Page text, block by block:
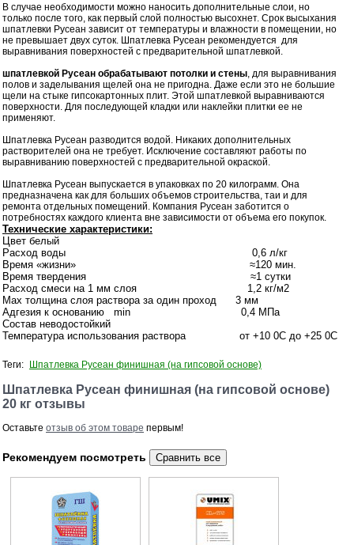
В случае необходимости можно наносить дополнительные слои, но
только после того, как первый слой полностью высохнет. Срок высыхания
шпатлевки Русеан зависит от температуры и влажности в помещении, но
не превышает двух суток. Шпатлевка Русеан рекомендуется для
выравнивания поверхностей с предварительной шпатлевкой.
шпатлевкой Русеан обрабатывают потолки и стены, для выравнивания
полов и заделывания щелей она не пригодна. Даже если это не большие
щели на стыке гипсокартонных плит. Этой шпатлевкой выравниваются
поверхности. Для последующей кладки или наклейки плитки ее не
применяют.
Шпатлевка Русеан разводится водой. Никаких дополнительных
растворителей она не требует. Исключение составляют работы по
выравниванию поверхностей с предварительной окраской.
Шпатлевка Русеан выпускается в упаковках по 20 килограмм. Она
предназначена как для больших объемов строительства, таи и для
ремонта отдельных помещений. Компания Русеан заботится о
потребностях каждого клиента вне зависимости от объема его покупок.
Технические характеристики:
Цвет белый
Расход воды 0,6 л/кг
Время «жизни» ≈120 мин.
Время твердения ≈1 сутки
Расход смеси на 1 мм слоя 1,2 кг/м2
Max толщина слоя раствора за один проход 3 мм
Адгезия к основанию min 0,4 МПа
Состав неводостойкий
Температура использования раствора от +10 0С до +25 0С
Теги: Шпатлевка Русеан финишная (на гипсовой основе)
Шпатлевка Русеан финишная (на гипсовой основе)
20 кг отзывы
Оставьте отзыв об этом товаре первым!
Рекомендуем посмотреть